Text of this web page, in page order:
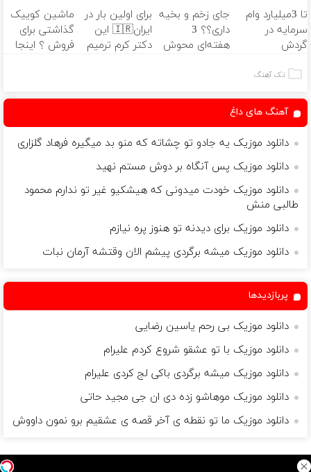
بفروشش
ساخت!
کننده خانگی
تحمل میکنی؟❗
تا 3میلیارد وام
سرمایه در
گردش
فروشگاهت رو
جای زخم و بخیه
داری؟؟ 3
هفته‌ای محوش
برای اولین بار در
ایران🇮🇷 این
دکتر کرم ترمیم
ماشین کوییک
گذاشتی برای
فروش ؟ اینجا
تک آهنگ
آهنگ های داغ
دانلود موزیک یه جادو تو چشاته که منو بد میگیره فرهاد گلزاری
دانلود موزیک پس آنگاه بر دوش مستم نهید
دانلود موزیک خودت میدونی که هیشکیو غیر تو ندارم محمود
طالبی منش
دانلود موزیک برای دیدنه تو هنوز پره نیازم
دانلود موزیک میشه برگردی پیشم الان وقتشه آرمان نبات
پربازدیدها
دانلود موزیک بی رحم یاسین رضایی
دانلود موزیک با تو عشقو شروع کردم علیرام
دانلود موزیک میشه برگردی باکی لج کردی علیرام
دانلود موزیک موهاشو زده دی ان جی مجید حاتی
دانلود موزیک ما تو نقطه ی آخر قصه ی عشقیم برو نمون داووش